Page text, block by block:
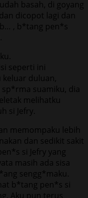
basah, di goyang
dicopot lagi dan
, b*tang pen*s
seperti ini
duluan,
suamiku, dia
melihatku
si Jefry.
memompaku lebih
dan sedikit sakit
si Jefry yang
masih ada sisa
sengg*maku.
b*tang pen*s si
Aku pun terus